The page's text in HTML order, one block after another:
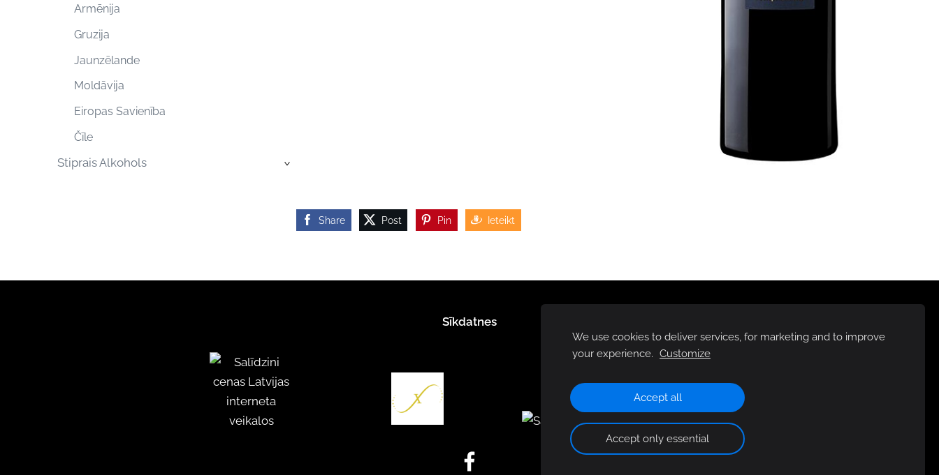
Armēnija
Gruzija
Jaunzēlande
Moldāvija
Eiropas Savienība
Čīle
Stiprais Alkohols ›
Share Post Pin Ieteikt
Sīkdatnes
We use cookies to deliver services, for marketing and to improve
your experience. Customize
Accept all
Accept only essential